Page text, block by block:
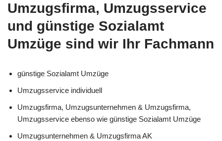
Umzugsfirma, Umzugsservice
und günstige Sozialamt
Umzüge sind wir Ihr Fachmann
günstige Sozialamt Umzüge
Umzugsservice individuell
Umzugsfirma, Umzugsunternehmen & Umzugsfirma,
Umzugsservice ebenso wie günstige Sozialamt Umzüge
Umzugsunternehmen & Umzugsfirma AK